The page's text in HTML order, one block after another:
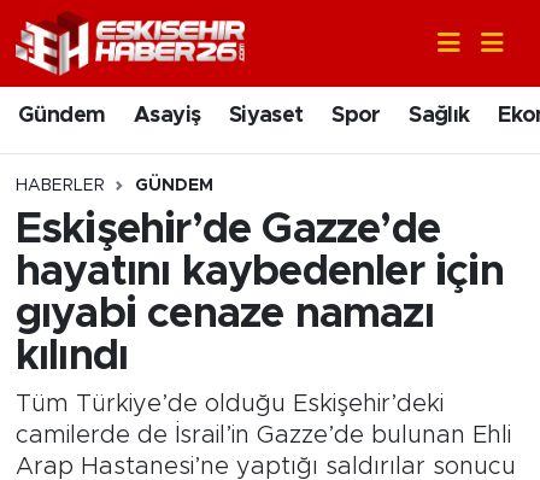
Gündem Asayiş Siyaset Spor Sağlık
HABERLER GÜNDEM
Eskişehir’de Gazze’de
hayatını kaybedenler için
gıyabi cenaze namazı
kılındı
Tüm Türkiye’de olduğu Eskişehir’deki
camilerde de İsrail’in Gazze’de bulunan Ehli
Arap Hastanesi’ne yaptığı saldırılar sonucu
Gündem
Asayiş
Siyaset
Spor
Sağlık
Ekonomi
Eğitim
Nöbetçi Eczaneler
Hava Durumu
Trafik Durumu
Süper Lig Puan Durumu ve Fikstür
Tüm Manşetler
Son Dakika Haberleri
Haber Arşivi